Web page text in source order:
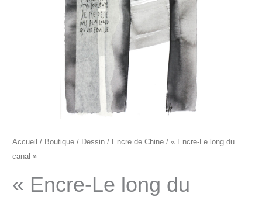
Accueil / Boutique / Dessin / Encre de Chine / « Encre-Le long du
canal »
« Encre-Le long du